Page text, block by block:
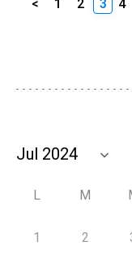
< 1 2 3 4
L M
1 2